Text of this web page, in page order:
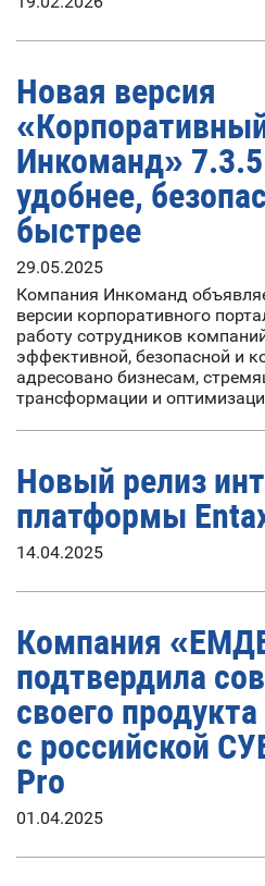
Новая версия
Инкоманд»
удобнее,
быстрее
29.05.2025
Компания Инкоманд
версии корпоративного
работу сотрудников
эффективной, безопасной и
адресовано бизнесам,
трансформации и
Новый релиз
платформы
14.04.2025
Компания
подтвердила
своего
с российской
Pro
01.04.2025